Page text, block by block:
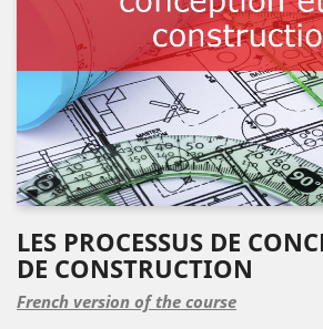
LES PROCESSUS DE
DE CONSTRUCTION
French version of the course